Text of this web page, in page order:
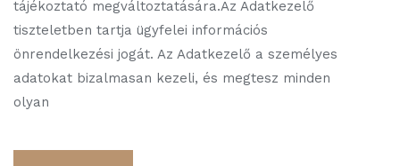
tájékoztató megváltoztatására.Az Adatkezelő
tiszteletben tartja ügyfelei információs
önrendelkezési jogát. Az Adatkezelő a személyes
adatokat bizalmasan kezeli, és megtesz minden
olyan